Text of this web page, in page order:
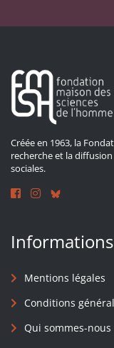
Créée en 1963, la
recherche et la
sociales.
Informations
Mentions légales
Conditions
Qui sommes-nous